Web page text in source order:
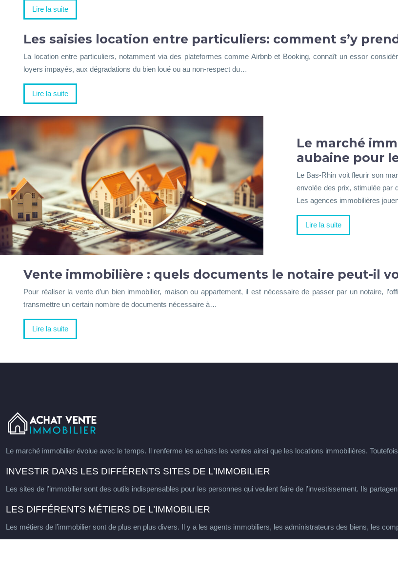
Lire la suite
Les saisies location entre particuliers: comment s’y
La location entre particuliers, notamment via des plateformes comme Airbnb et Booking, connaît un essor
loyers impayés, aux dégradations du bien loué ou au non-respect du…
Lire la suite
Le marché
aubaine pour
Le Bas-Rhin voit fleurir son
envolée des prix, stimulée par
Les agences immobilières
Lire la suite
Vente immobilière : quels documents le notaire peut-il
Pour réaliser la vente d’un bien immobilier, maison ou appartement, il est nécessaire de passer par un notaire,
transmettre un certain nombre de documents nécessaire à…
Lire la suite
Le marché immobilier évolue avec le temps. Il renferme les achats les ventes ainsi que les locations immobilières.
INVESTIR DANS LES DIFFÉRENTS SITES DE L’IMMOBILIER
Les sites de l’immobilier sont des outils indispensables pour les personnes qui veulent faire de l’investissement. Ils
LES DIFFÉRENTS MÉTIERS DE L’IMMOBILIER
Les métiers de l’immobilier sont de plus en plus divers. Il y a les agents immobiliers, les administrateurs des biens, les